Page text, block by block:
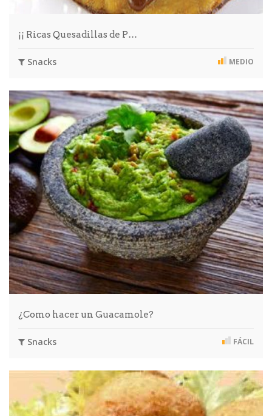
¡¡ Ricas Quesadillas de P…
Snacks MEDIO
¿Como hacer un Guacamole?
Snacks FÁCIL